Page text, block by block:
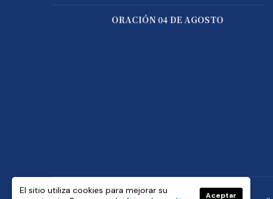
ORACIÓN 04 DE AGOSTO
El sitio utiliza cookies para mejorar su
Aceptar